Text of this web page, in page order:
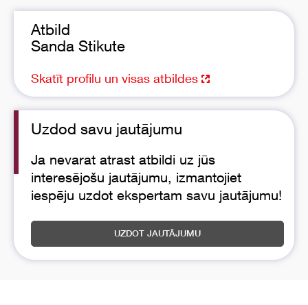
Atbild
Sanda Stikute
Skatīt profilu un visas atbildes
Uzdod savu jautājumu
Ja nevarat atrast atbildi uz jūs
interesējošu jautājumu, izmantojiet
iespēju uzdot ekspertam savu jautājumu!
UZDOT JAUTĀJUMU